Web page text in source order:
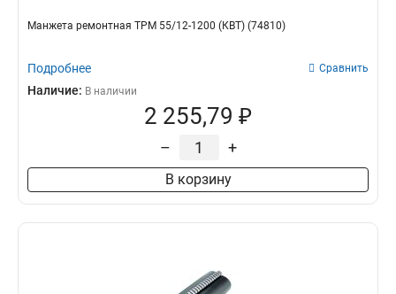
Манжета ремонтная ТРМ 55/12-1200 (КВТ) (74810)
Подробнее Сравнить
Наличие: В наличии
2 255,79 ₽
– +
В корзину